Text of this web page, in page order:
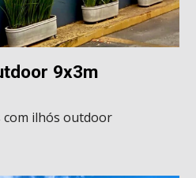
9x3m
ilhós outdoor